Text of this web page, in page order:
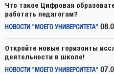
Что такое Цифровая
работать педагогам?
НОВОСТИ "МОЕГО УНИВЕРСИТЕТА"
Откройте новые горизонты
деятельности в школе!
НОВОСТИ "МОЕГО УНИВЕРСИТЕТА"